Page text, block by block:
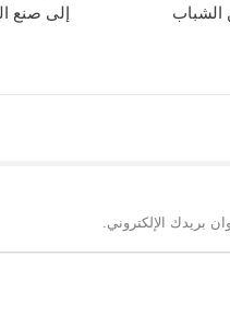
إلى صنع
الشباب
بريدك الإلكتروني.